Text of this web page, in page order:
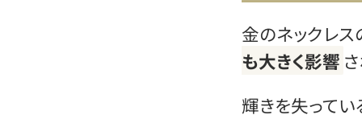
金のネックレス
も大きく影響
輝きを失ってい